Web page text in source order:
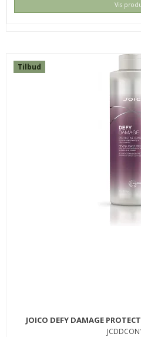
Vis
Tilbud
JOICO DEFY DAMAGE